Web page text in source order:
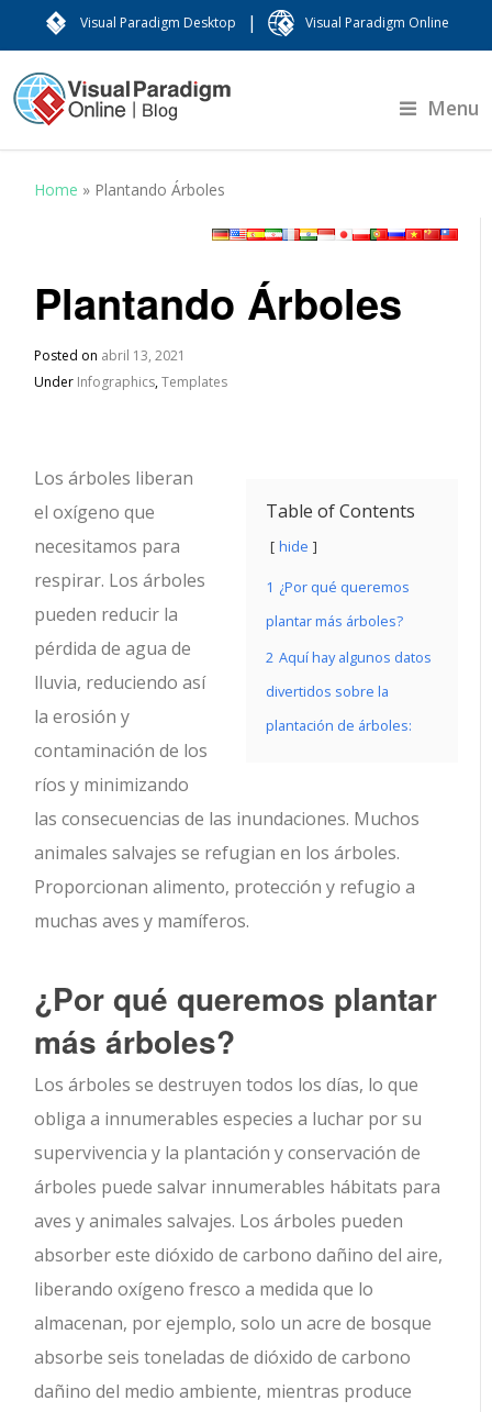
Visual Paradigm Desktop | Visual Paradigm Online
Menu
Home » Plantando Árboles
Plantando Árboles
Posted on abril 13, 2021
Under Infographics,Templates
Table of Contents
hide
1 ¿Por qué queremos
plantar más árboles?
2 Aquí hay algunos datos
divertidos sobre la
plantación de árboles:
Los árboles liberan
el oxígeno que
necesitamos para
respirar. Los árboles
pueden reducir la
pérdida de agua de
lluvia, reduciendo así
la erosión y
contaminación de los
ríos y minimizando
las consecuencias de las inundaciones. Muchos
animales salvajes se refugian en los árboles.
Proporcionan alimento, protección y refugio a
muchas aves y mamíferos.
¿Por qué queremos plantar
más árboles?
Los árboles se destruyen todos los días, lo que
obliga a innumerables especies a luchar por su
supervivencia y la plantación y conservación de
árboles puede salvar innumerables hábitats para
aves y animales salvajes. Los árboles pueden
absorber este dióxido de carbono dañino del aire,
liberando oxígeno fresco a medida que lo
almacenan, por ejemplo, solo un acre de bosque
absorbe seis toneladas de dióxido de carbono
dañino del medio ambiente, mientras produce